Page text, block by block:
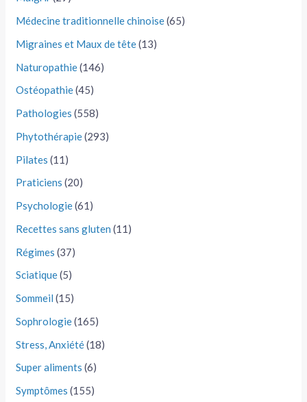
Médecine traditionnelle chinoise(65)
Migraines et Maux de tête(13)
Naturopathie(146)
Ostéopathie(45)
Pathologies (558)
Phytothérapie(293)
Pilates (11)
Praticiens (20)
Psychologie(61)
Recettes sans gluten (11)
Régimes (37)
Sciatique(5)
Sommeil (15)
Sophrologie(165)
Stress, Anxiété(18)
Super aliments (6)
Symptômes (155)